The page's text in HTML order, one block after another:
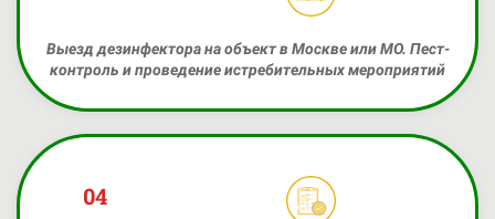
Выезд дезинфектора на объект в Москве или МО. Пест-
контроль и проведение истребительных мероприятий
04